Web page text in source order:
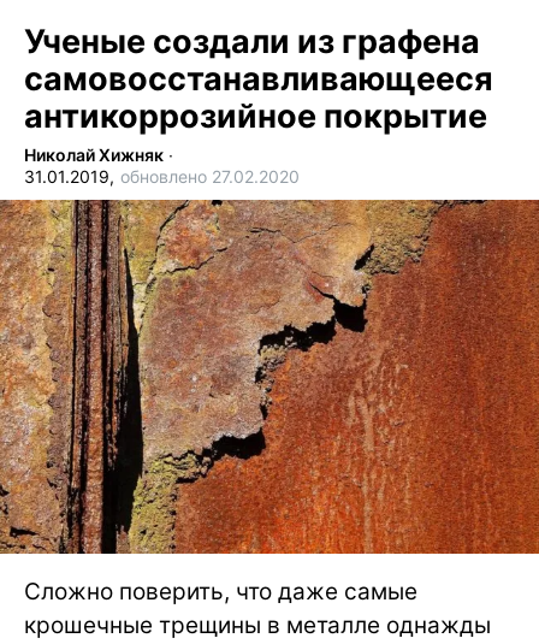
Ученые создали из графена
самовосстанавливающееся
антикоррозийное покрытие
Николай Хижняк ∙
31.01.2019, обновлено 27.02.2020
Сложно поверить, что даже самые
крошечные трещины в металле однажды